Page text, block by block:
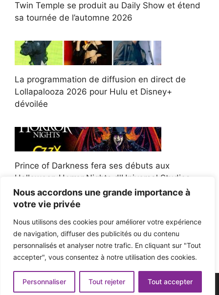
Nous accordons une grande importance à
votre vie privée
Nous utilisons des cookies pour améliorer votre expérience
de navigation, diffuser des publicités ou du contenu
personnalisés et analyser notre trafic. En cliquant sur "Tout
accepter", vous consentez à notre utilisation des cookies.
Personnaliser Tout rejeter Tout accepter
Twin Temple se produit au Daily Show et étend
sa tournée de l’automne 2026
La programmation de diffusion en direct de
Lollapalooza 2026 pour Hulu et Disney+
dévoilée
Prince of Darkness fera ses débuts aux
Halloween Horror Nights d'Universal Studios
Afroman poursuit un policier de l'Ohio après la
victoire du jury en diffamation
© 2026 - Pop'n Music -